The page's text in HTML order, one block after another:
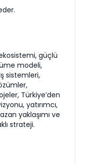
güçlü
modeli,
sistemleri,
Türkiye’den
yatırımcı,
yaklaşımı ve
strateji.